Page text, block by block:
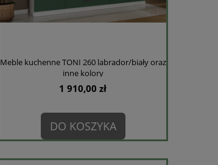
Meble kuchenne TONI 260 labrador/biały oraz
inne kolory
1 910,00 zł
DO KOSZYKA